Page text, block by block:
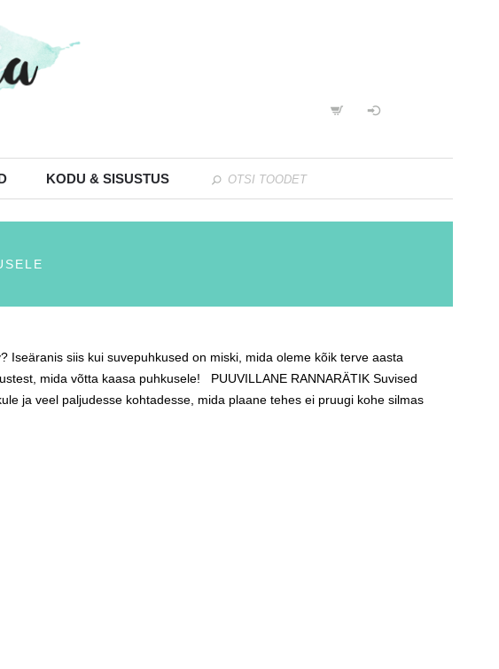
KODU & SISUSTUS
Iseäranis siis kui suvepuhkused on miski, mida oleme kõik terve aasta
mida võtta kaasa puhkusele! PUUVILLANE RANNARÄTIK Suvised
ja veel paljudesse kohtadesse, mida plaane tehes ei pruugi kohe silmas